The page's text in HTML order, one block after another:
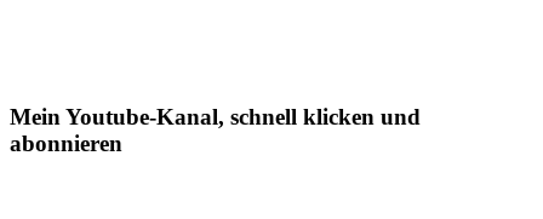
Mein Youtube-Kanal, schnell klicken und
abonnieren